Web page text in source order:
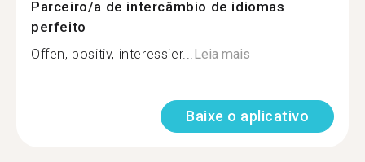
Parceiro/a de intercâmbio de idiomas
perfeito
Offen, positiv, interessier...Leia mais
Baixe o aplicativo